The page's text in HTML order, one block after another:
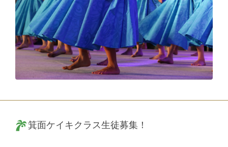
箕面ケイキクラス生徒募集！